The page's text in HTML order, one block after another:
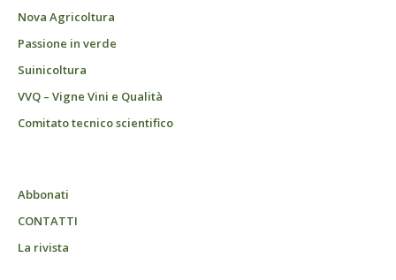
Nova Agricoltura
Passione in verde
Suinicoltura
VVQ – Vigne Vini e Qualità
Comitato tecnico scientifico
Abbonati
CONTATTI
La rivista